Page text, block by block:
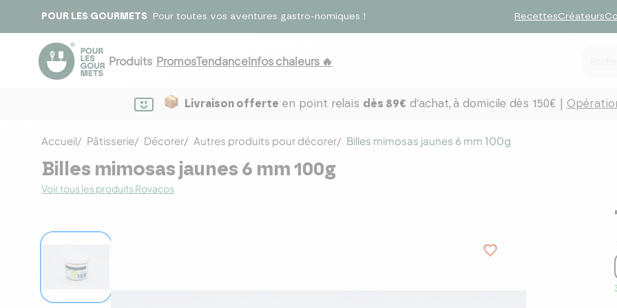
POUR LES GOURMETS Pour toutes vos aventures gastro-nomiques ! RecettesCréateurs
Produits PromosTendanceInfos chaleurs 🔥
Livraison offerte en point relais dès 89€ d'achat, à domicile dès 150€ |
Accueil Pâtisserie Décorer Autres produits pour décorer Billes mimosas jaunes 6 mm 100g
Billes mimosas jaunes 6 mm 100g
Voir tous les produits Rovacos
favorite_border